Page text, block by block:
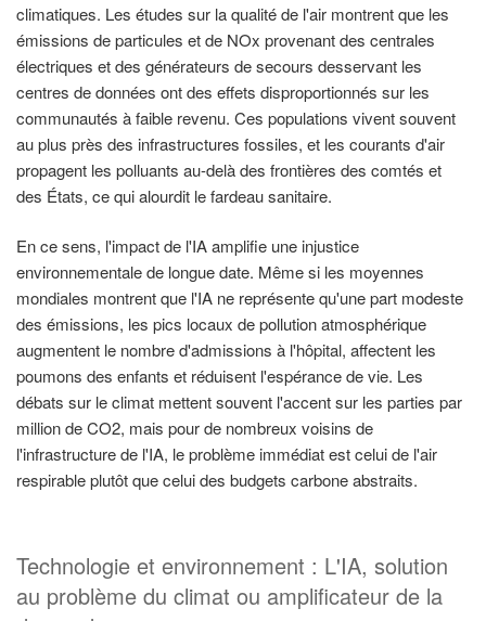
climatiques. Les études sur la qualité de l'air montrent que les
émissions de particules et de NOx provenant des centrales
électriques et des générateurs de secours desservant les
centres de données ont des effets disproportionnés sur les
communautés à faible revenu. Ces populations vivent souvent
au plus près des infrastructures fossiles, et les courants d'air
propagent les polluants au-delà des frontières des comtés et
des États, ce qui alourdit le fardeau sanitaire.
En ce sens, l'impact de l'IA amplifie une injustice
environnementale de longue date. Même si les moyennes
mondiales montrent que l'IA ne représente qu'une part modeste
des émissions, les pics locaux de pollution atmosphérique
augmentent le nombre d'admissions à l'hôpital, affectent les
poumons des enfants et réduisent l'espérance de vie. Les
débats sur le climat mettent souvent l'accent sur les parties par
million de CO2, mais pour de nombreux voisins de
l'infrastructure de l'IA, le problème immédiat est celui de l'air
respirable plutôt que celui des budgets carbone abstraits.
Technologie et environnement : L'IA, solution
au problème du climat ou amplificateur de la